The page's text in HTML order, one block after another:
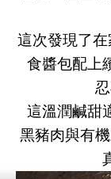
這次發現了在
食醬包配上
這溫潤鹹甜
黑豬肉與有